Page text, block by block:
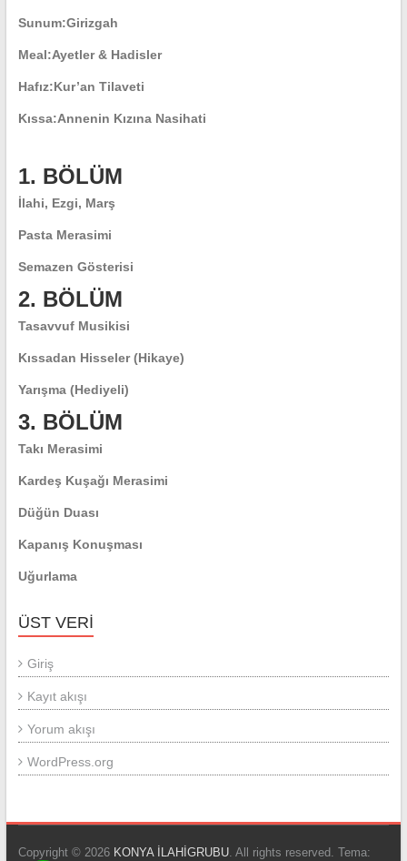
Sunum:Girizgah
Meal:Ayetler & Hadisler
Hafız:Kur’an Tilaveti
Kıssa:Annenin Kızına Nasihati
1. BÖLÜM
İlahi, Ezgi, Marş
Pasta Merasimi
Semazen Gösterisi
2. BÖLÜM
Tasavvuf Musikisi
Kıssadan Hisseler (Hikaye)
Yarışma (Hediyeli)
3. BÖLÜM
Takı Merasimi
Kardeş Kuşağı Merasimi
Düğün Duası
Kapanış Konuşması
Uğurlama
ÜST VERI
Giriş
Kayıt akışı
Yorum akışı
WordPress.org
Copyright © 2026 KONYA İLAHİGRUBU. All rights reserved. Tema: